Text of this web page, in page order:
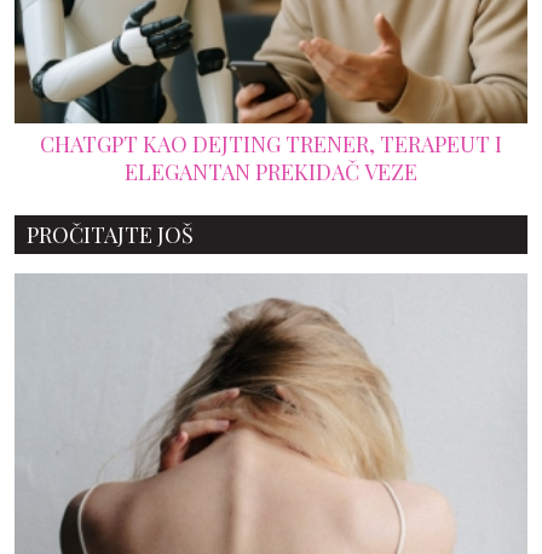
CHATGPT KAO DEJTING TRENER, TERAPEUT I
ELEGANTAN PREKIDAČ VEZE
PROČITAJTE JOŠ